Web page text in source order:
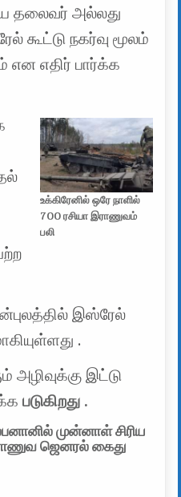
தலைவர் அல்லது
கூட்டு நகர்வு மூலம்
எதிர் பார்க்க
உக்கிரேனில் ஒரே நாளில்
700 ரசியா இராணுவம்
பலி
இஸ்ரேல்
.
அழிவுக்கு இட்டு
படுகிறது .
முன்னாள் சிரிய
ஜெனரல் கைது